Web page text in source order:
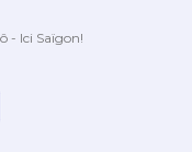
- Ici Saïgon!